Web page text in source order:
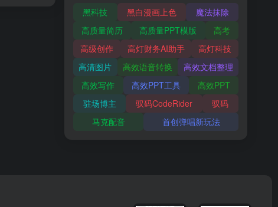
黑科技 黑白漫画上色
魔法抹除
高质量简历
高质量PPT模版
高考
高级创作
高灯财务AI助手
高灯科技
高清图片
高效语音转换
高效文档整理
高效写作
高效PPT工具
高效PPT
驻场博主
驭码CodeRider
驭码
马克配音
首创弹唱新玩法